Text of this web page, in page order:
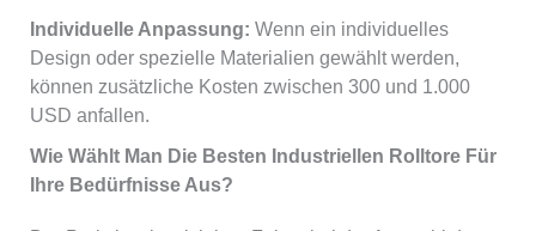
Individuelle Anpassung: Wenn ein individuelles
Design oder spezielle Materialien gewählt werden,
können zusätzliche Kosten zwischen 300 und 1.000
USD anfallen.
Wie Wählt Man Die Besten Industriellen Rolltore Für
Ihre Bedürfnisse Aus?